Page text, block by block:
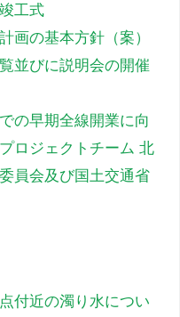
工式
画の基本方針（案）
並びに説明会の開催
の早期全線開業に向
ロジェクトチーム 北
員会及び国土交通省
付近の濁り水につい